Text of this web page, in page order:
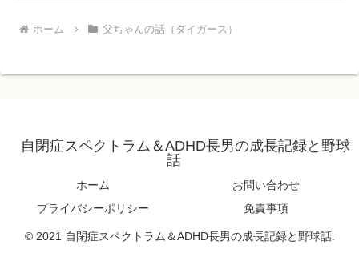
ホーム 父ちゃんの話（タイガース）
自閉症スペクトラム＆ADHD長男の成長記録と野球
話
ホーム
お問い合わせ
プライバシーポリシー
免責事項
© 2021 自閉症スペクトラム＆ADHD長男の成長記録と野球話.